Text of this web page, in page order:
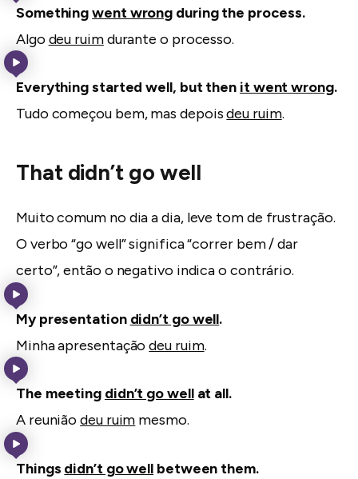
Somethingwent wrong during the process.
Algodeu ruimdurante o processo.
Everything started well, but then it went wrong.
Tudo começou bem, mas depoisdeu ruim.
That didn’t go well
Muito comum no dia a dia, leve tom de frustração.
O verbo “go well” significa “correr bem / dar
certo”, então o negativo indica o contrário.
My presentation didn’t go well.
Minha apresentaçãodeu ruim.
The meeting didn’t go wellat all.
A reuniãodeu ruim mesmo.
Things didn’t go well between them.